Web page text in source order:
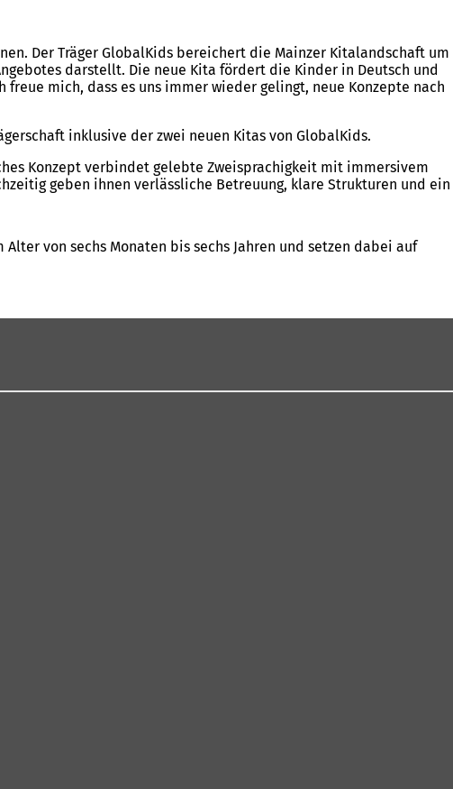
Der Träger GlobalKids bereichert die Mainzer Kitalandschaft um
darstellt. Die neue Kita fördert die Kinder in Deutsch und
mich, dass es uns immer wieder gelingt, neue Konzepte nach
inklusive der zwei neuen Kitas von GlobalKids.
Konzept verbindet gelebte Zweisprachigkeit mit immersivem
geben ihnen verlässliche Betreuung, klare Strukturen und ein
von sechs Monaten bis sechs Jahren und setzen dabei auf